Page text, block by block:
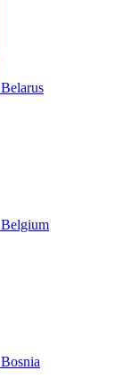
Belarus
Belgium
Bosnia